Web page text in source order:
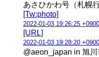
あさひかわ号（札幌
[Tw:photo]
2022-01-03 19:26:25 +0900
[URL]
2022-01-03 19:28:20 +0900
@aeon_japan in 旭川